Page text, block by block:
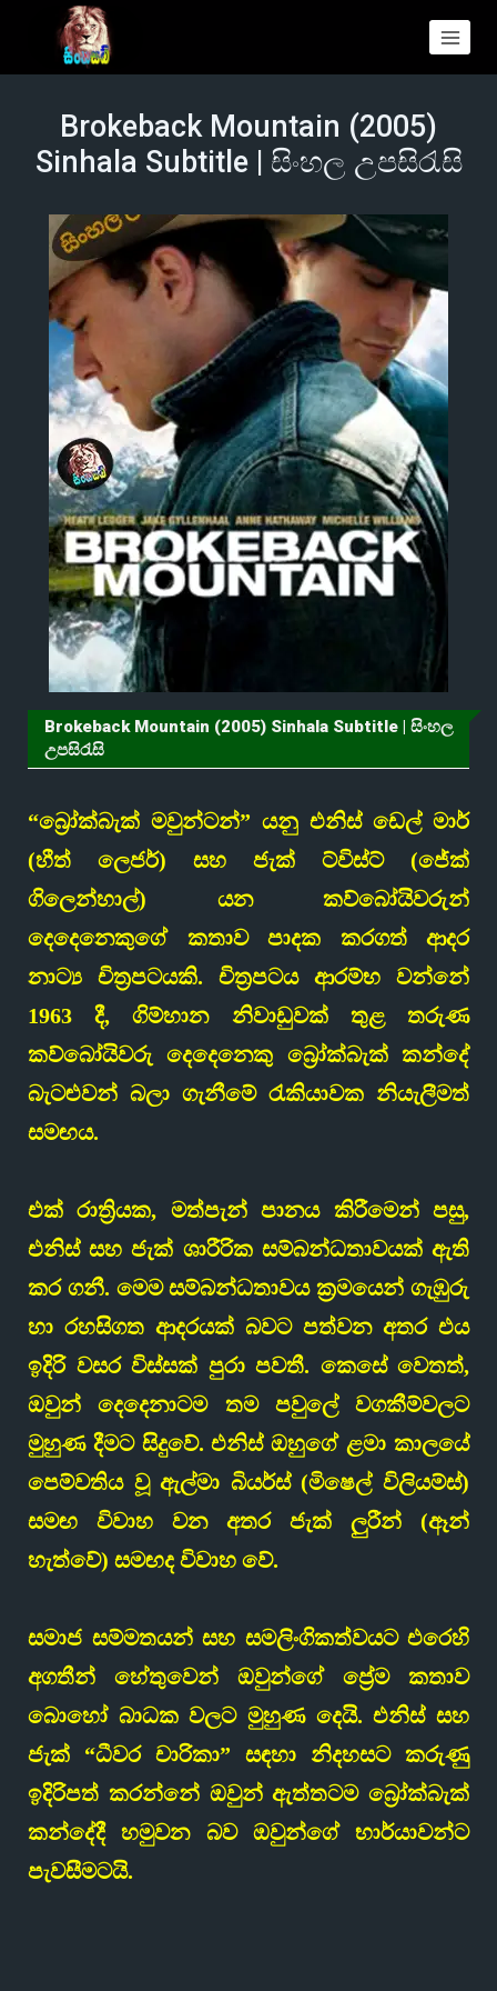
Brokeback Mountain (2005)
Sinhala Subtitle | සිංහල උපසිරැසි
Brokeback Mountain (2005) Sinhala Subtitle | සිංහල
උපසිරැසි
“බ්‍රෝක්බැක් මවුන්ටන්” යනු එනිස් ඩෙල් මාර්
(හීත් ලෙජර්) සහ ජැක් ට්විස්ට් (ජේක්
ගිලෙන්හාල්) යන කව්බෝයිවරුන්
දෙදෙනෙකුගේ කතාව පාදක කරගත් ආදර
නාට්‍ය චිත්‍රපටයකි. චිත්‍රපටය ආරම්භ වන්නේ
1963 දී, ගිම්හාන නිවාඩුවක් තුළ තරුණ
කව්බෝයිවරු දෙදෙනෙකු බ්‍රෝක්බැක් කන්දේ
බැටළුවන් බලා ගැනීමේ රැකියාවක නියැලීමත්
සමඟය.
එක් රාත්‍රියක, මත්පැන් පානය කිරීමෙන් පසු,
එනිස් සහ ජැක් ශාරීරික සම්බන්ධතාවයක් ඇති
කර ගනී. මෙම සම්බන්ධතාවය ක්‍රමයෙන් ගැඹුරු
හා රහසිගත ආදරයක් බවට පත්වන අතර එය
ඉදිරි වසර විස්සක් පුරා පවතී. කෙසේ වෙතත්,
ඔවුන් දෙදෙනාටම තම පවුලේ වගකීම්වලට
මුහුණ දීමට සිදුවේ. එනිස් ඔහුගේ ළමා කාලයේ
පෙම්වතිය වූ ඇල්මා බියර්ස් (මිෂෙල් විලියම්ස්)
සමඟ විවාහ වන අතර ජැක් ලුරීන් (ඈන්
හැත්වේ) සමඟද විවාහ වේ.
සමාජ සම්මතයන් සහ සමලිංගිකත්වයට එරෙහි
අගතීන් හේතුවෙන් ඔවුන්ගේ ප්‍රේම කතාව
බොහෝ බාධක වලට මුහුණ දෙයි. එනිස් සහ
ජැක් “ධීවර චාරිකා” සඳහා නිදහසට කරුණු
ඉදිරිපත් කරන්නේ ඔවුන් ඇත්තටම බ්‍රෝක්බැක්
කන්දේදී හමුවන බව ඔවුන්ගේ භාර්යාවන්ට
පැවසීමටයි.